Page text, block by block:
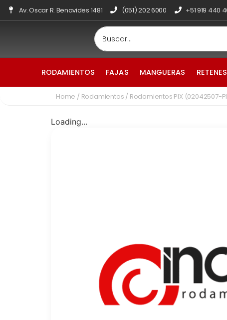
Av. Oscar R. Benavides 1481 (051) 202 6000 +51 919 440
RODAMIENTOS FAJAS MANGUERAS RETENES
Home / Rodamientos / Rodamientos PIX (02042507-
Loading...